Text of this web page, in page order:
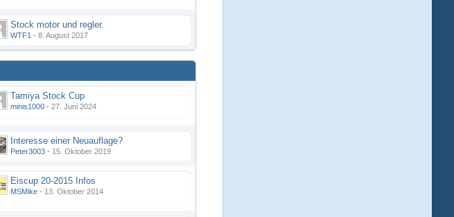
Stock motor und regler.
WTF1 - 8. August 2017
Tamiya Stock Cup
minis1000 - 27. Juni 2024
Interesse einer Neuauflage?
Peter3003 - 15. Oktober 2019
Eiscup 20-2015 Infos
MSMike - 13. Oktober 2014